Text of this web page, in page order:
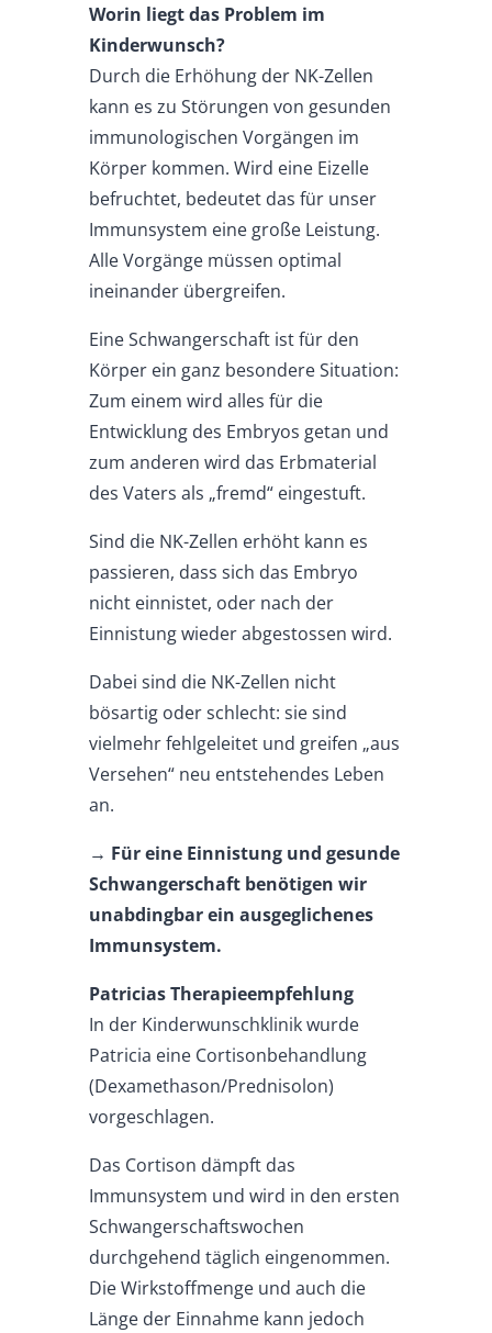
Worin liegt das Problem im
Kinderwunsch?
Durch die Erhöhung der NK-Zellen
kann es zu Störungen von gesunden
immunologischen Vorgängen im
Körper kommen. Wird eine Eizelle
befruchtet, bedeutet das für unser
Immunsystem eine große Leistung.
Alle Vorgänge müssen optimal
ineinander übergreifen.
Eine Schwangerschaft ist für den
Körper ein ganz besondere Situation:
Zum einem wird alles für die
Entwicklung des Embryos getan und
zum anderen wird das Erbmaterial
des Vaters als „fremd“ eingestuft.
Sind die NK-Zellen erhöht kann es
passieren, dass sich das Embryo
nicht einnistet, oder nach der
Einnistung wieder abgestossen wird.
Dabei sind die NK-Zellen nicht
bösartig oder schlecht: sie sind
vielmehr fehlgeleitet und greifen „aus
Versehen“ neu entstehendes Leben
an.
→ Für eine Einnistung und gesunde
Schwangerschaft benötigen wir
unabdingbar ein ausgeglichenes
Immunsystem.
Patricias Therapieempfehlung
In der Kinderwunschklinik wurde
Patricia eine Cortisonbehandlung
(Dexamethason/Prednisolon)
vorgeschlagen.
Das Cortison dämpft das
Immunsystem und wird in den ersten
Schwangerschaftswochen
durchgehend täglich eingenommen.
Die Wirkstoffmenge und auch die
Länge der Einnahme kann jedoch